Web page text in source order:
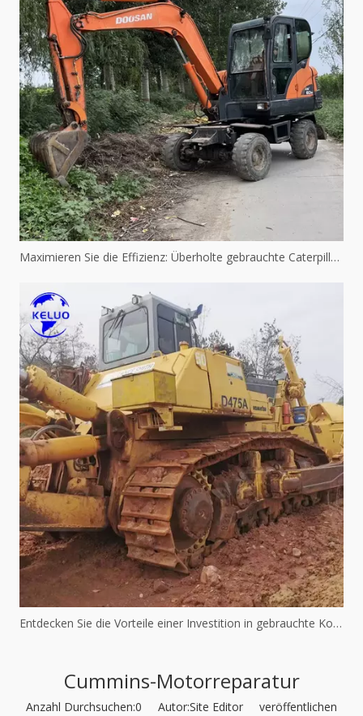
Maximieren Sie die Effizienz: Überholte gebrauchte Caterpillar-Maschinen
Entdecken Sie die Vorteile einer Investition in gebrauchte Komatsu-Maschinen
Cummins-Motorreparatur
Anzahl Durchsuchen:0 Autor:Site Editor veröffentlichen